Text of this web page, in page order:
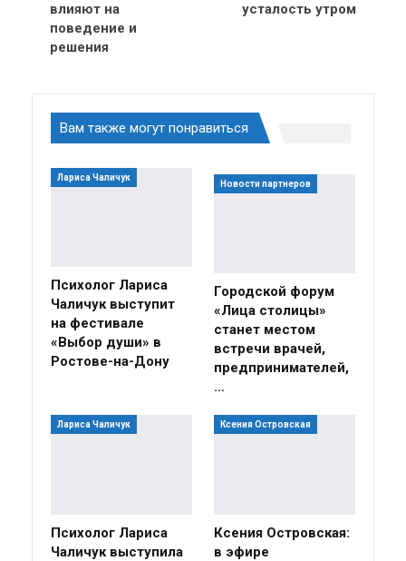
влияют на
поведение и
решения
усталость утром
Вам также могут понравиться
Лариса Чаличук
Психолог Лариса
Чаличук выступит
на фестивале
«Выбор души» в
Ростове-на-Дону
Новости партнеров
Городской форум
«Лица столицы»
станет местом
встречи врачей,
предпринимателей,
…
Лариса Чаличук
Психолог Лариса
Чаличук выступила
Ксения Островская
Ксения Островская:
в эфире